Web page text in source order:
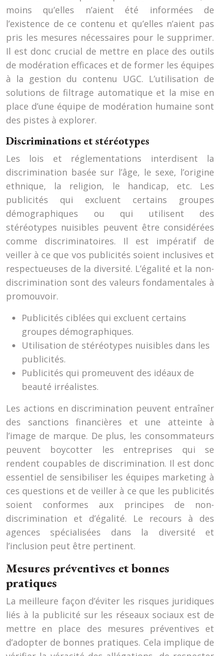
moins qu’elles n’aient été informées de
l’existence de ce contenu et qu’elles n’aient pas
pris les mesures nécessaires pour le supprimer.
Il est donc crucial de mettre en place des outils
de modération efficaces et de former les équipes
à la gestion du contenu UGC. L’utilisation de
solutions de filtrage automatique et la mise en
place d’une équipe de modération humaine sont
des pistes à explorer.
Discriminations et stéréotypes
Les lois et réglementations interdisent la
discrimination basée sur l’âge, le sexe, l’origine
ethnique, la religion, le handicap, etc. Les
publicités qui excluent certains groupes
démographiques ou qui utilisent des
stéréotypes nuisibles peuvent être considérées
comme discriminatoires. Il est impératif de
veiller à ce que vos publicités soient inclusives et
respectueuses de la diversité. L’égalité et la non-
discrimination sont des valeurs fondamentales à
promouvoir.
Publicités ciblées qui excluent certains
groupes démographiques.
Utilisation de stéréotypes nuisibles dans les
publicités.
Publicités qui promeuvent des idéaux de
beauté irréalistes.
Les actions en discrimination peuvent entraîner
des sanctions financières et une atteinte à
l’image de marque. De plus, les consommateurs
peuvent boycotter les entreprises qui se
rendent coupables de discrimination. Il est donc
essentiel de sensibiliser les équipes marketing à
ces questions et de veiller à ce que les publicités
soient conformes aux principes de non-
discrimination et d’égalité. Le recours à des
agences spécialisées dans la diversité et
l’inclusion peut être pertinent.
Mesures préventives et bonnes
pratiques
La meilleure façon d’éviter les risques juridiques
liés à la publicité sur les réseaux sociaux est de
mettre en place des mesures préventives et
d’adopter de bonnes pratiques. Cela implique de